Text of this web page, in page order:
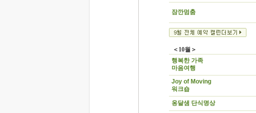
잠깐멈춤
＜10월＞
행복한 가족
마음여행
Joy of Moving
워크숍
옹달샘 단식명상